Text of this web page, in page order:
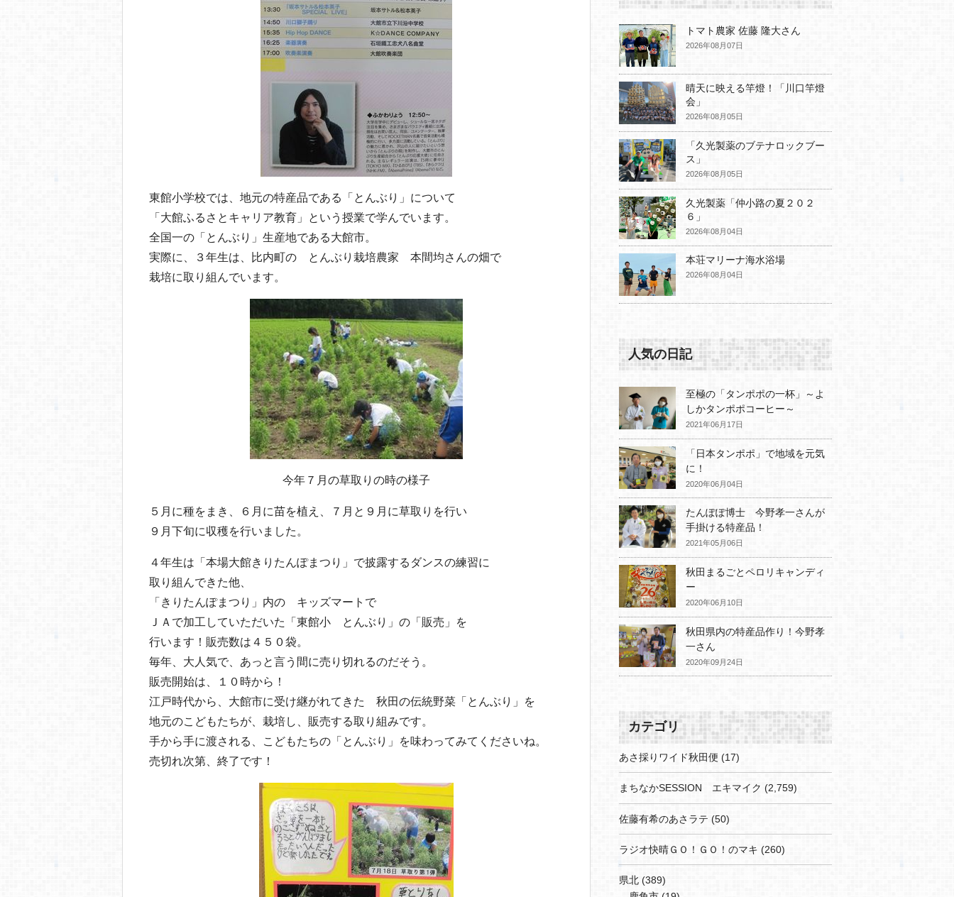
東館小学校では、地元の特産品である「とんぶり」について
「大館ふるさとキャリア教育」という授業で学んでいます。
全国一の「とんぶり」生産地である大館市。
実際に、３年生は、比内町の とんぶり栽培農家 本間均さんの畑で
栽培に取り組んでいます。
今年７月の草取りの時の様子
５月に種をまき、６月に苗を植え、７月と９月に草取りを行い
９月下旬に収穫を行いました。
４年生は「本場大館きりたんぽまつり」で披露するダンスの練習に
取り組んできた他、
「きりたんぽまつり」内の キッズマートで
ＪＡで加工していただいた「東館小 とんぶり」の「販売」を
行います！販売数は４５０袋。
毎年、大人気で、あっと言う間に売り切れるのだそう。
販売開始は、１０時から！
江戸時代から、大館市に受け継がれてきた 秋田の伝統野菜「とんぶり」を
地元のこどもたちが、栽培し、販売する取り組みです。
手から手に渡される、こどもたちの「とんぶり」を味わってみてくださいね。
売切れ次第、終了です！
トマト農家 佐藤 隆大さん
2026年08月07日
晴天に映える竿燈！「川口竿燈
会」
2026年08月05日
「久光製薬のブテナロックブー
ス」
2026年08月05日
久光製薬「仲小路の夏２０２
６」
2026年08月04日
本荘マリーナ海水浴場
2026年08月04日
人気の日記
至極の「タンポポの一杯」～よ
しかタンポポコーヒー～
2021年06月17日
「日本タンポポ」で地域を元気
に！
2020年06月04日
たんぽぽ博士 今野孝一さんが
手掛ける特産品！
2021年05月06日
秋田まるごとペロリキャンディ
ー
2020年06月10日
秋田県内の特産品作り！今野孝
一さん
2020年09月24日
カテゴリ
あさ採りワイド秋田便 (17)
まちなかSESSION エキマイク (2,759)
佐藤有希のあさラテ (50)
ラジオ快晴ＧＯ！ＧＯ！のマキ (260)
県北 (389)